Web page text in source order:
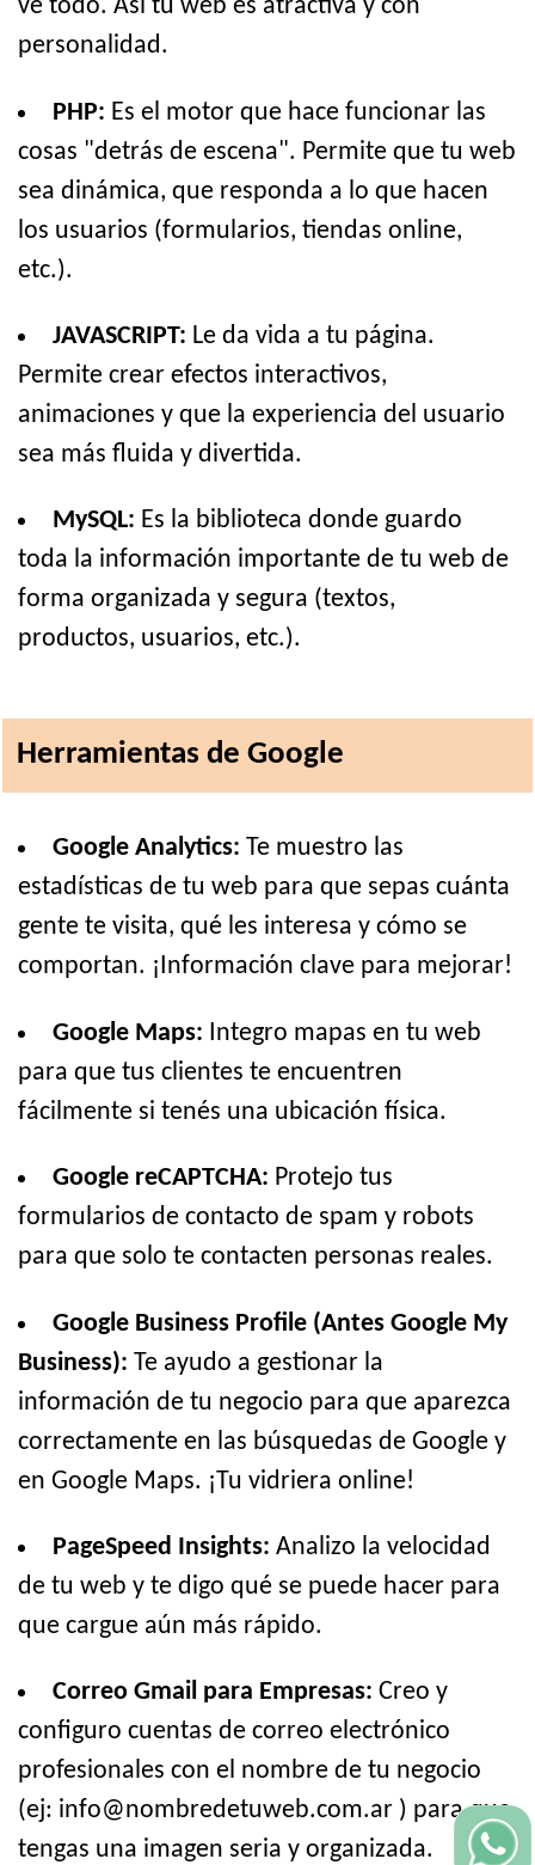
ve todo. Así tu web es atractiva y con
personalidad.
PHP: Es el motor que hace funcionar las
cosas "detrás de escena". Permite que tu web
sea dinámica, que responda a lo que hacen
los usuarios (formularios, tiendas online,
etc.).
JAVASCRIPT: Le da vida a tu página.
Permite crear efectos interactivos,
animaciones y que la experiencia del usuario
sea más fluida y divertida.
MySQL: Es la biblioteca donde guardo
toda la información importante de tu web de
forma organizada y segura (textos,
productos, usuarios, etc.).
Herramientas de Google
Google Analytics: Te muestro las
estadísticas de tu web para que sepas cuánta
gente te visita, qué les interesa y cómo se
comportan. ¡Información clave para mejorar!
Google Maps: Integro mapas en tu web
para que tus clientes te encuentren
fácilmente si tenés una ubicación física.
Google reCAPTCHA: Protejo tus
formularios de contacto de spam y robots
para que solo te contacten personas reales.
Google Business Profile (Antes Google My
Business): Te ayudo a gestionar la
información de tu negocio para que aparezca
correctamente en las búsquedas de Google y
en Google Maps. ¡Tu vidriera online!
PageSpeed Insights: Analizo la velocidad
de tu web y te digo qué se puede hacer para
que cargue aún más rápido.
Correo Gmail para Empresas: Creo y
configuro cuentas de correo electrónico
profesionales con el nombre de tu negocio
(ej: info@nombredetuweb.com.ar ) para que
tengas una imagen seria y organizada.